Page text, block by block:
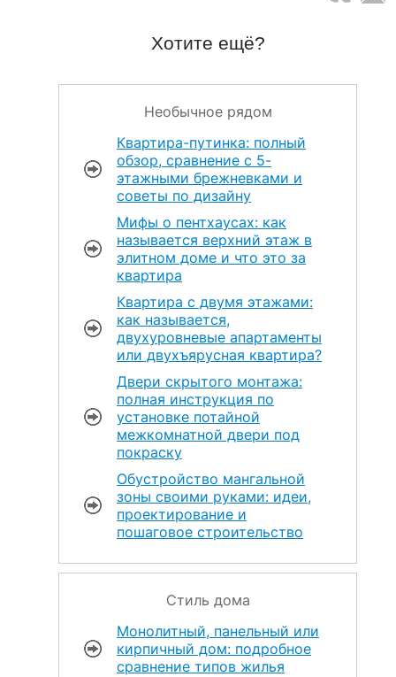
Хотите ещё?
Необычное рядом
Квартира-путинка: полный
обзор, сравнение с 5-
этажными брежневками и
советы по дизайну
Мифы о пентхаусах: как
называется верхний этаж в
элитном доме и что это за
квартира
Квартира с двумя этажами:
как называется,
двухуровневые апартаменты
или двухъярусная квартира?
Двери скрытого монтажа:
полная инструкция по
установке потайной
межкомнатной двери под
покраску
Обустройство мангальной
зоны своими руками: идеи,
проектирование и
пошаговое строительство
Стиль дома
Монолитный, панельный или
кирпичный дом: подробное
сравнение типов жилья